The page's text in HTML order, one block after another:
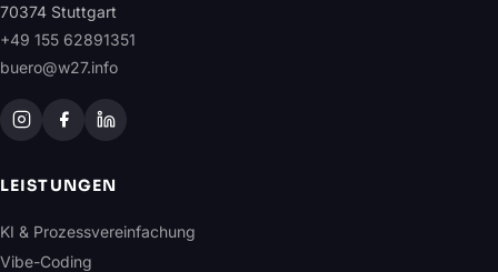
70374 Stuttgart
+49 155 62891351
buero@w27.info
LEISTUNGEN
KI & Prozessvereinfachung
Vibe-Coding